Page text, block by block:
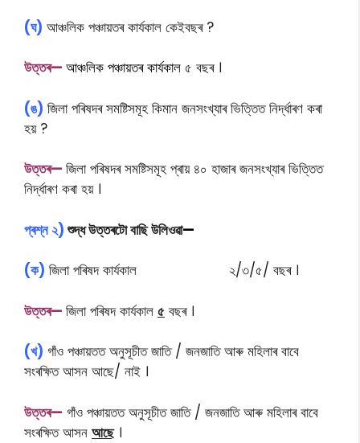
(ঘ) আঞ্চলিক পঞ্চায়তৰ কার্যকাল কেইবছৰ ?
উত্তৰ— আঞ্চলিক পঞ্চায়তৰ কার্যকাল ৫ বছৰ ।
(ঙ) জিলা পৰিষদৰ সমষ্টিসমূহ কিমান জনসংখ্যাৰ ভিত্তিত নিৰ্দ্ধাৰণ কৰা
হয় ?
উত্তৰ— জিলা পৰিষদৰ সমষ্টিসমূহ প্ৰায় ৪০ হাজাৰ জনসংখ্যাৰ ভিত্তিত
নিৰ্দ্ধাৰণ কৰা হয় ।
প্ৰশ্ন২)শুদ্ধ উত্তৰটো বাছি উলিওৱা—
(ক) জিলা পৰিষদ কার্যকাল ২/৩/৫/ বছৰ ।
উত্তৰ— জিলা পৰিষদ কার্যকাল ৫ বছৰ ।
(খ) গাঁও পঞ্চায়তত অনুসূচীত জাতি / জনজাতি আৰু মহিলাৰ বাবে
সংৰক্ষিত আসন আছে/ নাই ।
উত্তৰ— গাঁও পঞ্চায়তত অনুসূচীত জাতি / জনজাতি আৰু মহিলাৰ বাবে
সংৰক্ষিত আসন আছে।